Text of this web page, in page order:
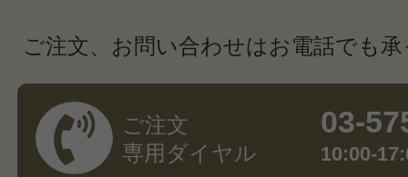
ご注文、お問い合わせはお電話でも
ご注文
専用ダイヤル
03-
10:00-